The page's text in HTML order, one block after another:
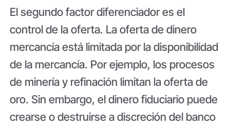
El segundo factor diferenciador es el
control de la oferta. La oferta de dinero
mercancía está limitada por la disponibilidad
de la mercancía. Por ejemplo, los procesos
de minería y refinación limitan la oferta de
oro. Sin embargo, el dinero fiduciario puede
crearse o destruirse a discreción del banco